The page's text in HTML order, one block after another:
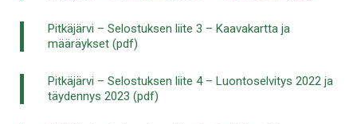
Pitkäjärvi – Selostuksen liite 3 – Kaavakartta ja
määräykset (pdf)
Pitkäjärvi – Selostuksen liite 4 – Luontoselvitys 2022 ja
täydennys 2023 (pdf)